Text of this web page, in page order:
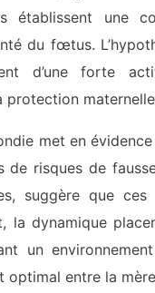
établissent une
du fœtus.
d’une forte
protection
met en
de risques de
suggère que
la dynamique
un
entre la